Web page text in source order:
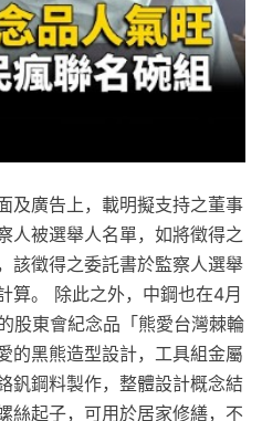
及廣告上，載明擬支持之董事
人被選舉人名單，如將徵得之
該徵得之委託書於監察人選舉
算。 除此之外，中鋼也在4月
股東會紀念品「熊愛台灣棘輪
的黑熊造型設計，工具組金屬
釩鋼料製作，整體設計概念結
絲起子，可用於居家修繕，不